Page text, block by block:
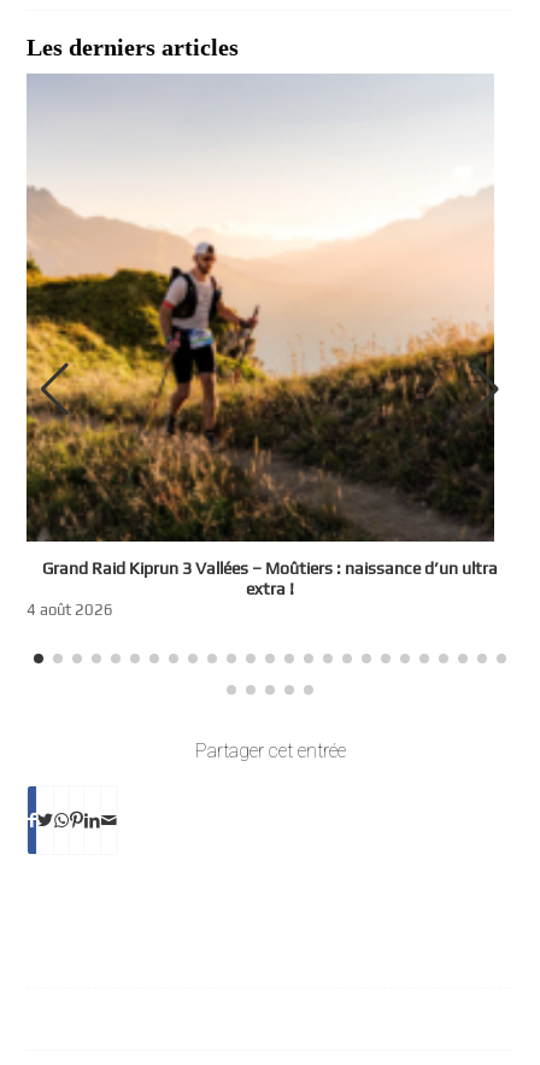
Les derniers articles
Grand Raid Kiprun 3 Vallées – Moûtiers : naissance d’un ultra
extra !
4 août 2026
Partager cet entrée